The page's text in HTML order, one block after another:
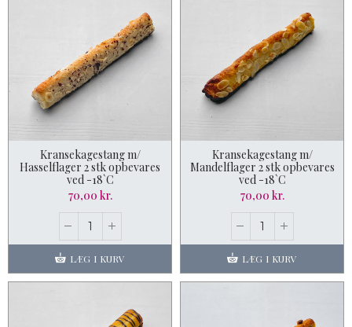
Kransekagestang m/
Hasselflager 2 stk opbevares
ved -18`C
70,00 kr.
LÆG I KURV
Kransekagestang m/
Mandelflager 2 stk opbevares
ved -18`C
70,00 kr.
LÆG I KURV